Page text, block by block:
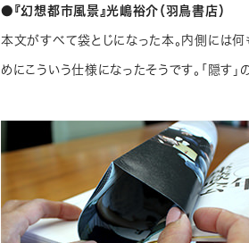
●『幻想都市風景』光嶋裕介（羽鳥書店）
本文がすべて袋とじになった本。内側には
めにこういう仕様になったそうです。「隠す」